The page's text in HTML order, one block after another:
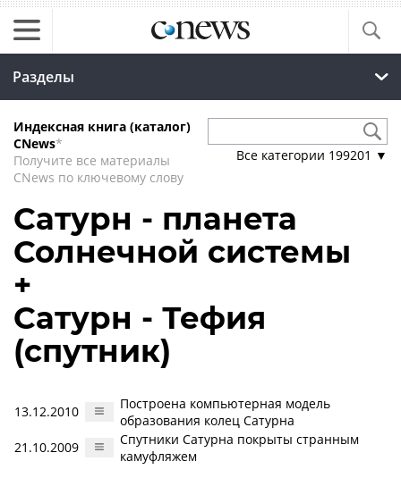
Разделы
Индексная книга (каталог)
CNews*
Получите все материалы
CNews по ключевому слову
Все категории 199201 ▼
Сатурн - планета
Солнечной системы
+
Сатурн - Тефия
(спутник)
13.12.2010
Построена компьютерная модель
образования колец Сатурна
21.10.2009
Спутники Сатурна покрыты странным
камуфляжем